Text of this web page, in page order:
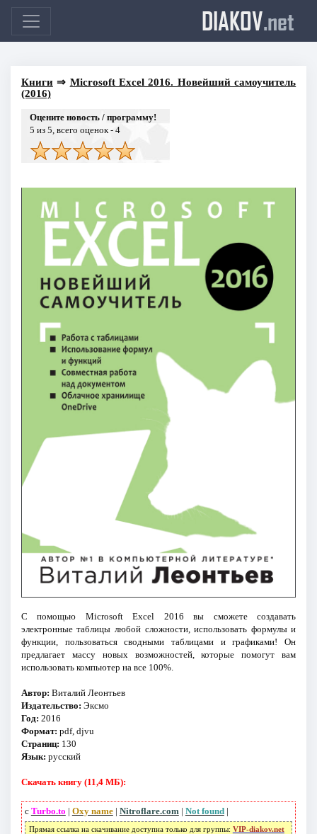
DIAKOV.net
Книги⇒ Microsoft Excel 2016. Новейший самоучитель
(2016)
Оцените новость / программу!
5 из 5, всего оценок - 4
С помощью Microsoft Excel 2016 вы сможете создавать
электронные таблицы любой сложности, использовать формулы и
функции, пользоваться сводными таблицами и графиками! Он
предлагает массу новых возможностей, которые помогут вам
использовать компьютер на все 100%.
Автор: Виталий Леонтьев
Издательство: Эксмо
Год: 2016
Формат: pdf, djvu
Страниц: 130
Язык: русский
Скачать книгу (11,4 МБ):
с Turbo.to | Oxy name| Nitroflare.com | Not found|
Прямая ссылка на скачивание доступна только для группы: VIP-diakov.net